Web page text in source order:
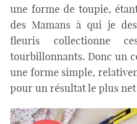
une forme de toupie,
des Mamans à qui je
fleuris collectionne
tourbillonnants. Donc un
une forme simple,
pour un résultat le plus